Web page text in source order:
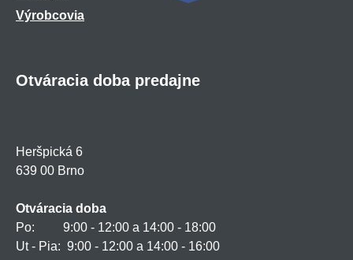
Výrobcovia
Otváracia doba predajne
Heršpická 6
639 00 Brno
Otváracia doba
Po: 9:00 - 12:00 a 14:00 - 18:00
Ut - Pia: 9:00 - 12:00 a 14:00 - 16:00